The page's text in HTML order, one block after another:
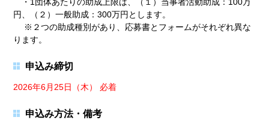
円、（２）一般助成：300万円とします。
※２つの助成種別があり、応募書とフォームがそれぞれ異な
ります。
申込み締切
2026年6月25日（木） 必着
申込み方法・備考